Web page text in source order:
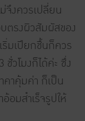
งควรเปลี่ยน
ตรงผิวสัมผัสของ
ริ่มเปียกชื้นก็ควร
วโมงก็ได้ค่ะ ซึ่ง
คาคุ้มค่า ก็เป็น
มสำเร็จรูปให้